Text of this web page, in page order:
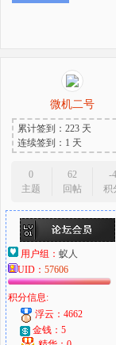
微机二号
累计签到：223 天
连续签到：1 天
0
主题
62
回帖
-4
积
用户组： 蚁人
UID： 57606
积分信息:
浮云：4662
金钱：5